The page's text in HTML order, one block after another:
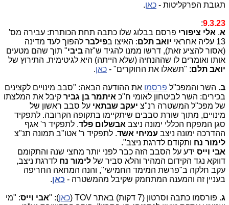
תגובת הפרקליטות - כאן.
9.3.23
:
א. אלי ציפורי פרסם בבלוג שלו כתבה תחת הכותרת: עבירה מס'
13 עליה אחראי
יואב תלם: האיצו בפילבר להפוך לעד מדינה
(אסור להציע זאת), דרשו ממנו להגיד ש"זה ביבי" תוך שהם מטעים
אותו ואומרים לו שההנחיה (שלא הייתה) היא לגיטימית. התירוץ של
יואב תלם: "תשאלו את החוקרים" - כאן.
ב. השר והמפכ"ל פרסמו את ההודעה הבאה: "סבב מינויים לקצינים
בכירים: השר לביטחון לאומי ח"כ איתמר בן גביר קיבל את המלצתו
של מפכ"ל המשטרה רנ"צ יעקב שבתאי על סבב ראשון של
מינויים, מתוך שורת סבבים שיתקיימו בתקופה הקרובה. לתפקיד
סגן המפקח הכללי ימונה ניצב אבשלום פלד. לתפקיד ר' אגף
ההדרכה ימונה ניצב עמיחי אשד. לתפקיד ר' אטו"ב תמונה תנ"צ
לימור נח ותקודם לדרגת ניצב".
אבי וייס ידע על הסבב הזה כבר לפני יותר מחצי שנה והתקומם
דווקא נגד הקידום המהיר והלא סביר של לימור נח לדרגת ניצב,
עקב חלקה ב"פרשת המימד החמישי", והנה המחאה החריפה
בעניין זה והמענה המתחמק שקיבל מהמשטרה - כאן.
ג. פורסמו כתבה וסרטון (7 דקות) באתר TOV ( כאן): "אבי וייס: "מי